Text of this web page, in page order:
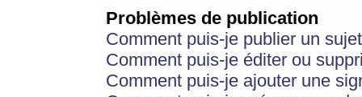
Problèmes de publication
Comment puis-je publier un
Comment puis-je éditer ou
Comment puis-je ajouter une